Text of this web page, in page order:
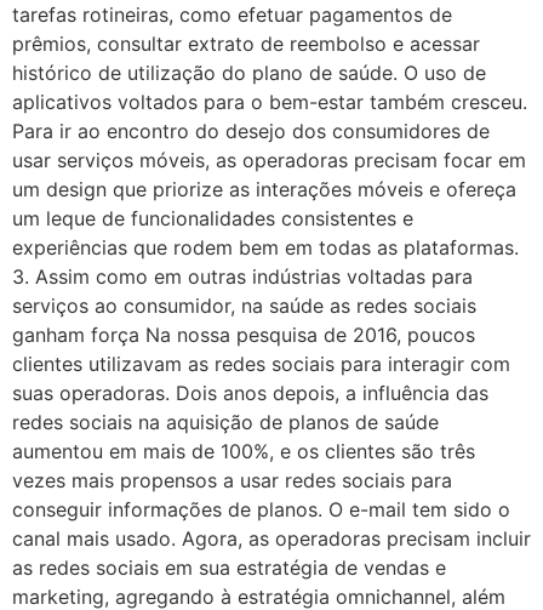
tarefas rotineiras, como efetuar pagamentos de
prêmios, consultar extrato de reembolso e acessar
histórico de utilização do plano de saúde. O uso de
aplicativos voltados para o bem-estar também cresceu.
Para ir ao encontro do desejo dos consumidores de
usar serviços móveis, as operadoras precisam focar em
um design que priorize as interações móveis e ofereça
um leque de funcionalidades consistentes e
experiências que rodem bem em todas as plataformas.
3. Assim como em outras indústrias voltadas para
serviços ao consumidor, na saúde as redes sociais
ganham força Na nossa pesquisa de 2016, poucos
clientes utilizavam as redes sociais para interagir com
suas operadoras. Dois anos depois, a influência das
redes sociais na aquisição de planos de saúde
aumentou em mais de 100%, e os clientes são três
vezes mais propensos a usar redes sociais para
conseguir informações de planos. O e-mail tem sido o
canal mais usado. Agora, as operadoras precisam incluir
as redes sociais em sua estratégia de vendas e
marketing, agregando à estratégia omnichannel, além